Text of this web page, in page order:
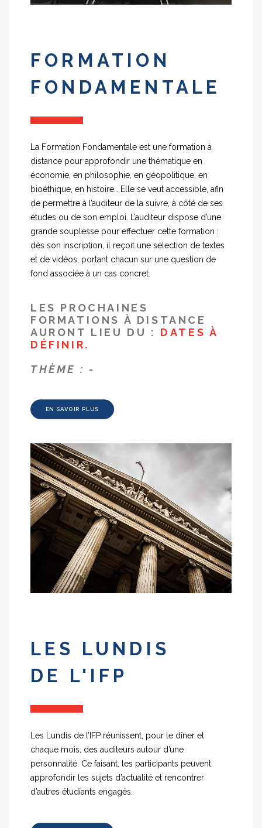
FORMATION
FONDAMENTALE
La Formation Fondamentale est une formation à
distance pour approfondir une thématique en
économie, en philosophie, en géopolitique, en
bioéthique, en histoire… Elle se veut accessible, afin
de permettre à l’auditeur de la suivre, à côté de ses
études ou de son emploi. L’auditeur dispose d’une
grande souplesse pour effectuer cette formation :
dès son inscription, il reçoit une sélection de textes
et de vidéos, portant chacun sur une question de
fond associée à un cas concret.
LES PROCHAINES
FORMATIONS À DISTANCE
AURONT LIEU DU : DATES À
DÉFINIR.
THÈME : -
EN SAVOIR PLUS
LES LUNDIS
DE L'IFP
Les Lundis de l’IFP réunissent, pour le dîner et
chaque mois, des auditeurs autour d’une
personnalité. Ce faisant, les participants peuvent
approfondir les sujets d’actualité et rencontrer
d’autres étudiants engagés.